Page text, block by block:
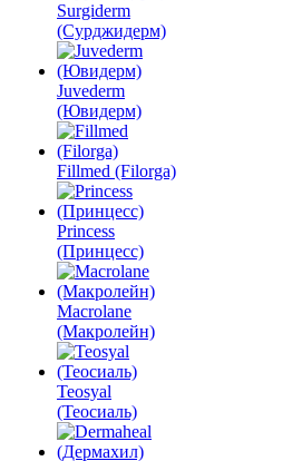
Surgiderm
(Сурджидерм)
Juvederm
(Ювидерм)
Fillmed (Filorga)
Princess
(Принцесс)
Macrolane
(Макролейн)
Teosyal
(Теосиаль)